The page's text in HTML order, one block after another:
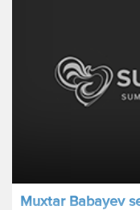
Muxtar Babayev